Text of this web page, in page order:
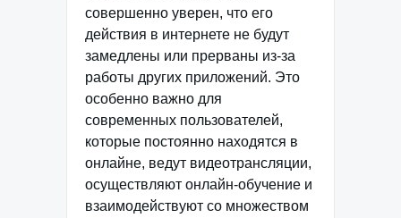
совершенно уверен, что его
действия в интернете не будут
замедлены или прерваны из-за
работы других приложений. Это
особенно важно для
современных пользователей,
которые постоянно находятся в
онлайне, ведут видеотрансляции,
осуществляют онлайн-обучение и
взаимодействуют со множеством